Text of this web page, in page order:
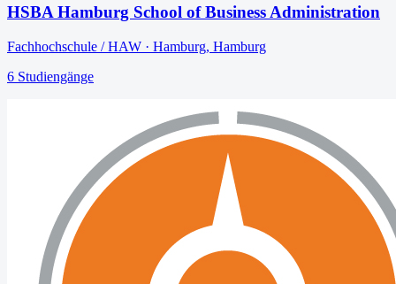
HSBA Hamburg School of Business Administration
Fachhochschule / HAW · Hamburg, Hamburg
6 Studiengänge